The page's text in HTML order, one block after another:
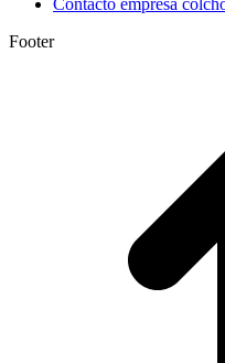
Contacto empresa
Footer